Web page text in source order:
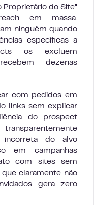
Proprietário do Site”
em massa.
ninguém quando
específicas a
os excluem
dezenas
com pedidos em
links sem explicar
do prospect
incorreta do alvo
em campanhas
com sites sem
claramente não
gera zero